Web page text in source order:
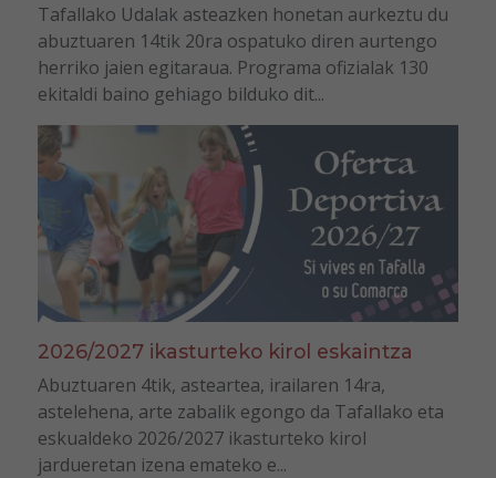
Tafallako Udalak asteazken honetan aurkeztu du
abuztuaren 14tik 20ra ospatuko diren aurtengo
herriko jaien egitaraua. Programa ofizialak 130
ekitaldi baino gehiago bilduko dit...
2026/2027 ikasturteko kirol eskaintza
Abuztuaren 4tik, asteartea, irailaren 14ra,
astelehena, arte zabalik egongo da Tafallako eta
eskualdeko 2026/2027 ikasturteko kirol
jardueretan izena emateko e...